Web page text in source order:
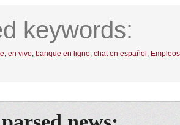
keywords:
,en vivo, banque en ligne,chat en español ,